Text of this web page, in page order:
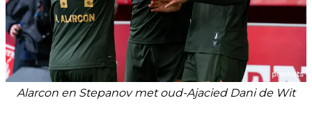
Alarcon en Stepanov met oud-Ajacied Dani de Wit